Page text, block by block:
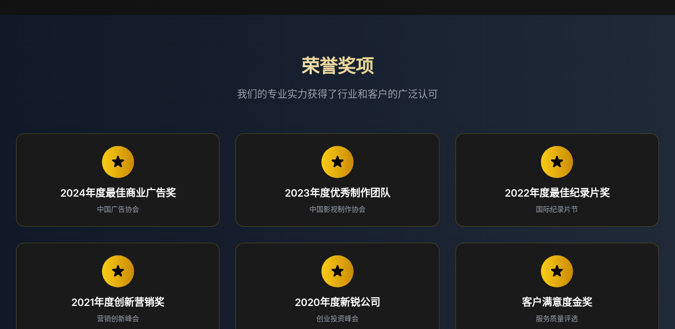
荣誉奖项
我们的专业实力获得了行业和客户的广泛认可
2024年度最佳商业广告奖
中国广告协会
2023年度优秀制作团队
中国影视制作协会
2022年度最佳纪录片奖
国际纪录片节
2021年度创新营销奖
营销创新峰会
2020年度新锐公司
创业投资峰会
客户满意度金奖
服务质量评选